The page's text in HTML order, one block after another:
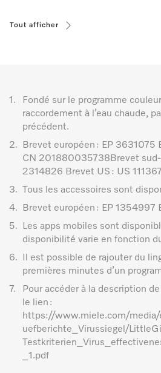
Tout afficher
1.
Fondé sur le programme
raccordement à l’eau chaude,
précédent.
2.
Brevet européen : EP 3631075
CN 201880035738Brevet sud-
2314826 Brevet US : US
3.
Tous les accessoires sont
4.
Brevet européen : EP 1354997
5.
Les apps mobiles sont
disponibilité varie en fonction
6.
Il est possible de rajouter du
premières minutes d’un
7.
Pour accéder à la description
le lien :
https://www.miele.com/
uefberichte_Virussiegel/
_1.pdf